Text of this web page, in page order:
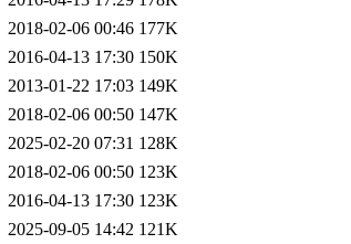
2018-02-06 00:46 177K
2016-04-13 17:30 150K
2013-01-22 17:03 149K
2018-02-06 00:50 147K
2025-02-20 07:31 128K
2018-02-06 00:50 123K
2016-04-13 17:30 123K
2025-09-05 14:42 121K